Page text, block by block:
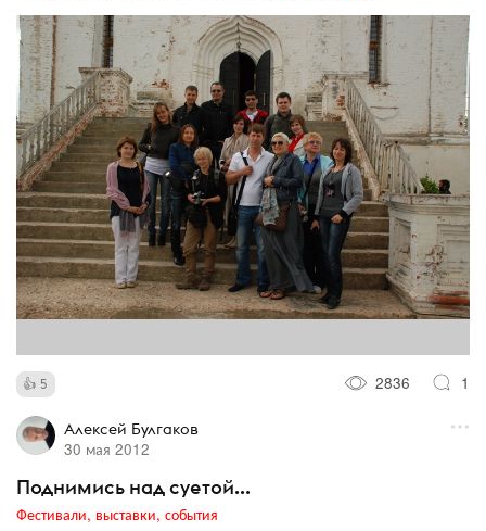
5 2836 1
Алексей Булгаков
30 мая 2012
Поднимись над суетой...
Фестивали, выставки, события